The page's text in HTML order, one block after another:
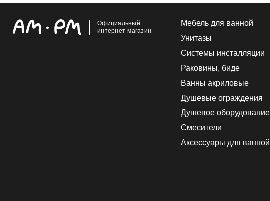
Официальный
интернет-магазин
Мебель для ванной
Унитазы
Системы инсталляции
Раковины, биде
Ванны акриловые
Душевые ограждения
Душевое оборудование
Смесители
Аксессуары для ванной